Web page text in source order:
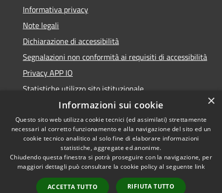
Informativa privacy
Note legali
Dichiarazione di accessibilità
Segnalazioni non conformità ai requisiti di accessibilità
Privacy APP IO
Statistiche utilizzo sito istituzionale
Qualità dei Servizi Comunali
RSS
Accessibilità
Copyright © 2023 •
Città di Peschiera
Borromeo •
Powered byMunicipium
×
Informazioni sui cookie
Questo sito web utilizza cookie tecnici (ed assimilati) strettamente
necessari al corretto funzionamento e alla navigazione del sito ed un
cookie tecnico analitico al solo fine di elaborare informazioni
statistiche, aggregate ed anonime.
Chiudendo questa finestra si potrà proseguire con la navigazione, per
maggiori dettagli può consultare la cookie policy al seguente link
ACCETTA TUTTO RIFIUTA TUTTO